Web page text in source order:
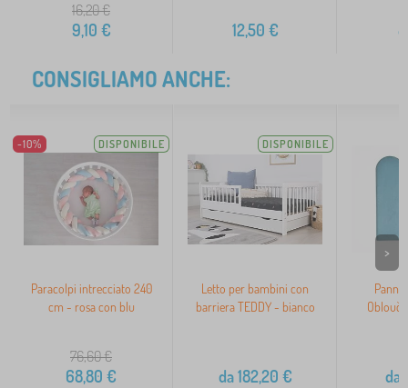
16,20€
9,10 € 12,50 €
CONSIGLIAMO ANCHE:
-10% DISPONIBILE
Paracolpi intrecciato 240
cm - rosa con blu
76,60€
68,80 €
DISPONIBILE
Letto per bambini con
barriera TEDDY - bianco
da182,20 € da
>